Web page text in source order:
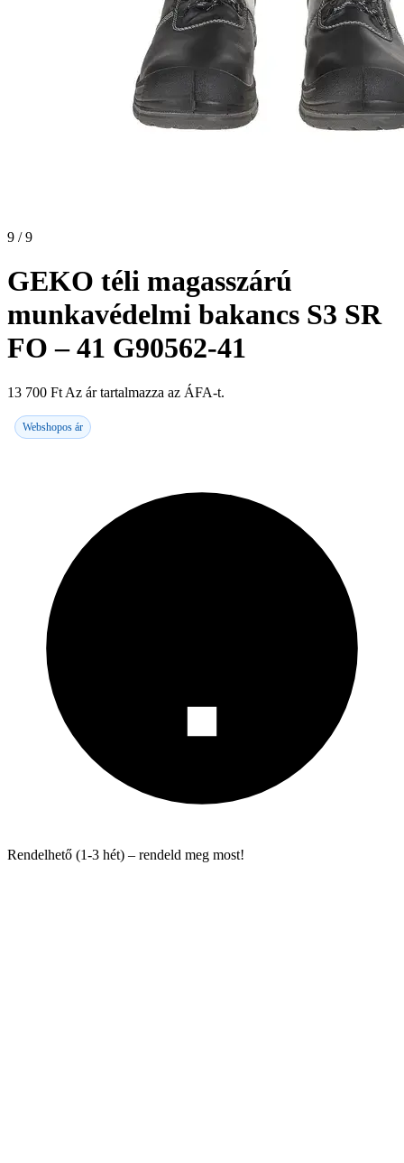
9 / 9
GEKO téli magasszárú
munkavédelmi bakancs S3 SR
FO – 41 G90562-41
13 700 Ft Az ár tartalmazza az ÁFA-t.
Webshopos ár
Rendelhető (1-3 hét) – rendeld meg most!